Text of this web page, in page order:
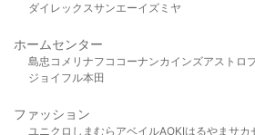
ダイレックスサンエーイズミヤ
ホームセンター
島忠 コメリ ナフコ コーナンカインズアストロ
ジョイフル本田
ファッション
ユニクロ しまむら アベイルAOKIはるやま サカ